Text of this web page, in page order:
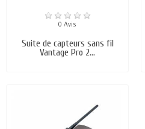
0 Avis
Suite de capteurs sans fil
Vantage Pro 2...